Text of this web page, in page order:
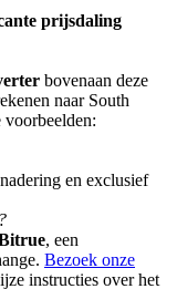
te ontvangen
prijsdaling
bovenaan deze
naar South
en exclusief
, een
Bezoek onze
instructies over het